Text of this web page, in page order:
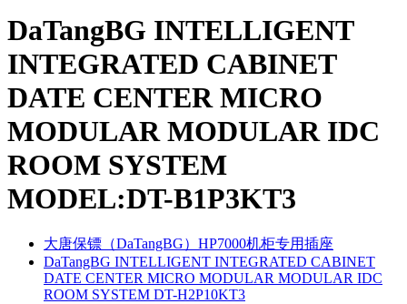
DaTangBG INTELLIGENT
INTEGRATED CABINET
DATE CENTER MICRO
MODULAR MODULAR IDC
ROOM SYSTEM
MODEL:DT-B1P3KT3
大唐保镖（DaTangBG）HP7000机柜专用插座
DaTangBG INTELLIGENT INTEGRATED CABINET
DATE CENTER MICRO MODULAR MODULAR IDC
ROOM SYSTEM DT-H2P10KT3